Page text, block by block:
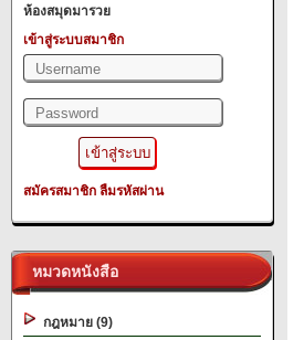
ห้องสมุดมารวย
เข้าสู่ระบบสมาชิก
สมัครสมาชิก ลืมรหัสผ่าน
หมวดหนังสือ
กฎหมาย (9)